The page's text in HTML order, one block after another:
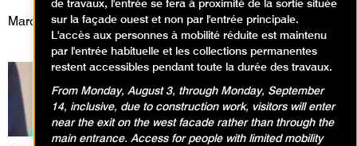
Mardi 19 août 2025
de travaux, l'entrée se fera à proximité de la sortie située
sur la façade ouest et non par l'entrée principale.
L'accès aux personnes à mobilité réduite est maintenu
par l'entrée habituelle et les collections permanentes
restent accessibles pendant toute la durée des travaux.
From Monday, August 3, through Monday, September
14, inclusive, due to construction work, visitors will enter
near the exit on the west facade rather than through the
main entrance. Access for people with limited mobility